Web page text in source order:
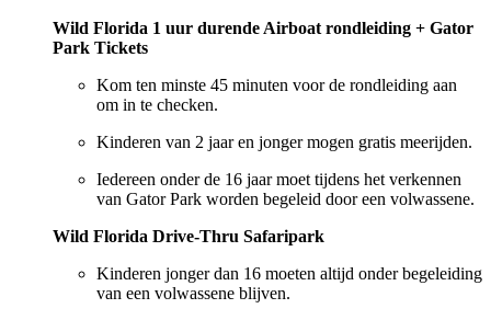
Wild Florida 1 uur durende Airboat rondleiding + Gator
Park Tickets
Kom ten minste 45 minuten voor de rondleiding aan
om in te checken.
Kinderen van 2 jaar en jonger mogen gratis meerijden.
Iedereen onder de 16 jaar moet tijdens het verkennen
van Gator Park worden begeleid door een volwassene.
Wild Florida Drive-Thru Safaripark
Kinderen jonger dan 16 moeten altijd onder begeleiding
van een volwassene blijven.